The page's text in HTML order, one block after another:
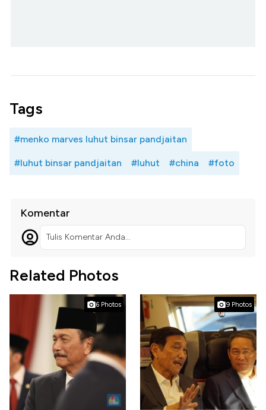
Tags
#menko marves luhut binsar pandjaitan
#luhut binsar pandjaitan #luhut #china #foto
Komentar
Tulis Komentar Anda...
Related Photos
6 Photos 9 Photos